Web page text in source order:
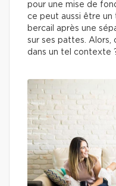
pour une mise de
ce peut aussi être
bercail après une
sur ses pattes. Alors,
dans un tel contexte